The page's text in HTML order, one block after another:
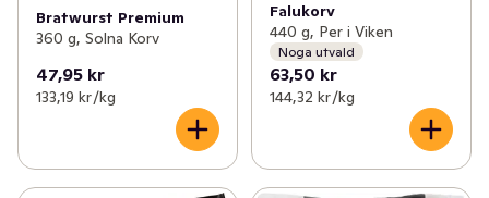
Bratwurst Premium
360 g, Solna Korv
47,95 kr
133,19 kr /kg
Falukorv
440 g, Per i Viken
Noga utvald
63,50 kr
144,32 kr /kg